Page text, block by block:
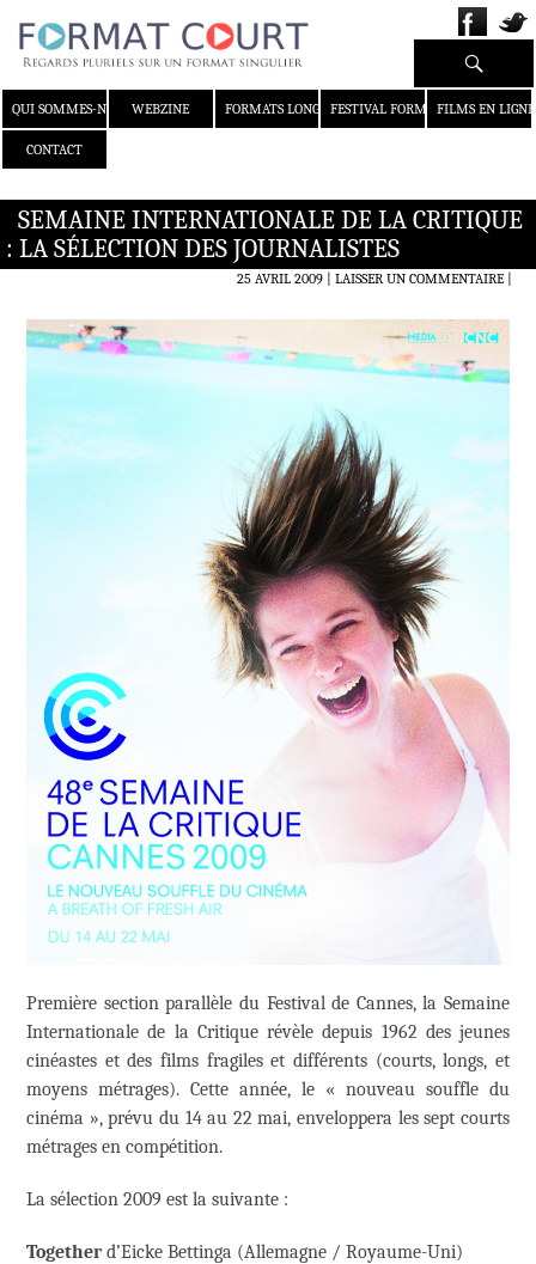
QUI SOMMES-NOUS ?WEBZINE FORMATS LONGS FESTIVAL FORMAT COURT
FILMS EN LIGNE
CONTACT
Recherche
SEMAINE INTERNATIONALE DE LA CRITIQUE
: LA SÉLECTION DES JOURNALISTES
25 AVRIL 2009 LAISSER UN COMMENTAIRE|
Première section parallèle du Festival de Cannes, la Semaine
Internationale de la Critique révèle depuis 1962 des jeunes
cinéastes et des films fragiles et différents (courts, longs, et
moyens métrages). Cette année, le « nouveau souffle du
cinéma », prévu du 14 au 22 mai, enveloppera les sept courts
métrages en compétition.
La sélection 2009 est la suivante :
Togetherd’Eicke Bettinga (Allemagne / Royaume-Uni)